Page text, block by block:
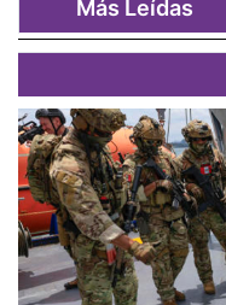
Más Leídas